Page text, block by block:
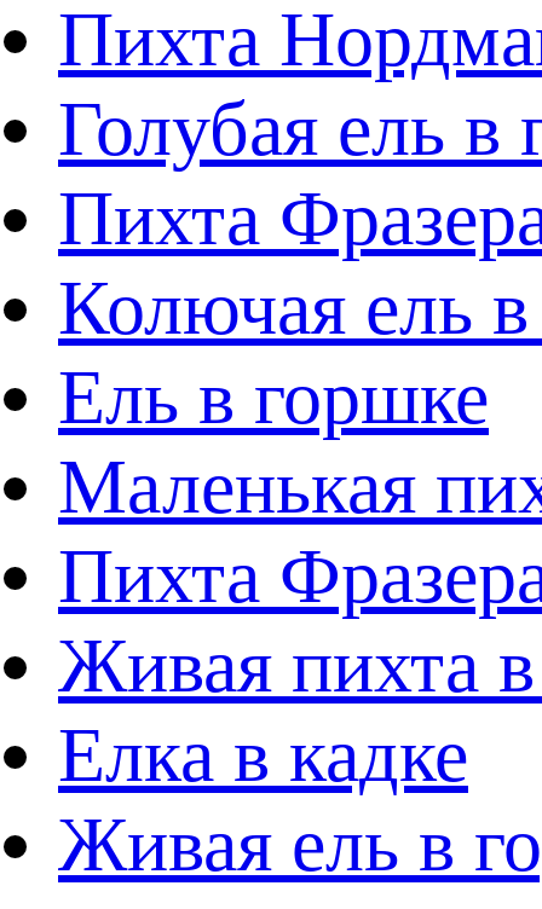
Пихта
Голубая ель в
Пихта
Колючая ель
Ель в горшке
Маленькая
Пихта
Живая пихта
Елка в кадке
Живая ель в